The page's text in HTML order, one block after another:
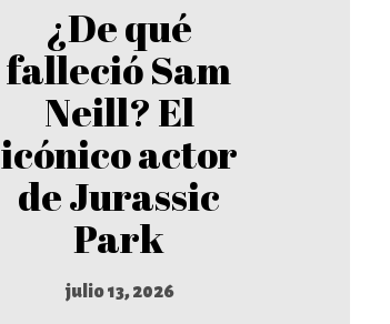
¿De qué
falleció Sam
Neill? El
icónico actor
de Jurassic
Park
julio 13, 2026